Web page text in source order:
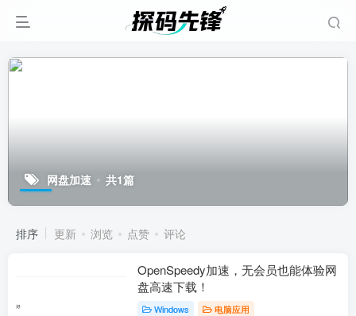
网盘加速 共1篇
排序 更新 浏览 点赞 评论
OpenSpeedy加速，无会员也能体验网
盘高速下载！
Windows 电脑应用